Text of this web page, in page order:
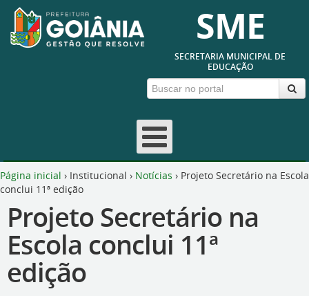
SME
SECRETARIA MUNICIPAL DE
EDUCAÇÃO
Página inicial › Institucional › Notícias › Projeto Secretário na Escola
conclui 11ª edição
Projeto Secretário na
Escola conclui 11ª
edição